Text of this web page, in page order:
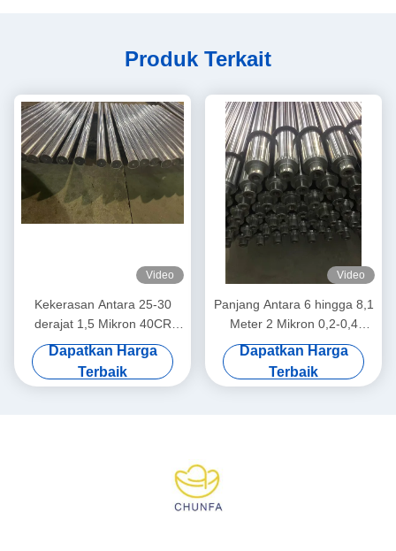
Produk Terkait
Video
Kekerasan Antara 25-30
derajat 1,5 Mikron 40CR
Mesin Teknik Rod Piston
Dapatkan Harga
Terbaik
Video
Panjang Antara 6 hingga 8,1
Meter 2 Mikron 0,2-0,4
Piston Rod Hollow Mesin
Tekstil / Sikat
Dapatkan Harga
Terbaik